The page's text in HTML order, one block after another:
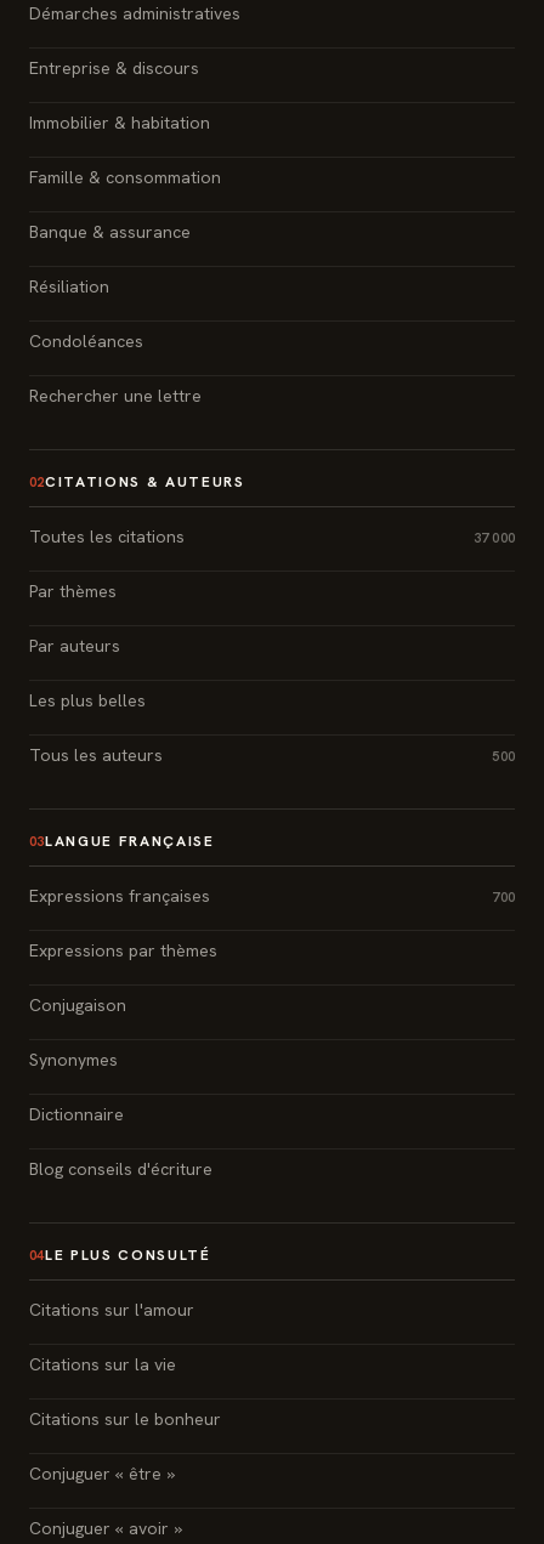
Démarches administratives
Entreprise & discours
Immobilier & habitation
Famille & consommation
Banque & assurance
Résiliation
Condoléances
Rechercher une lettre
02CITATIONS & AUTEURS
Toutes les citations 37 000
Par thèmes
Par auteurs
Les plus belles
Tous les auteurs 500
03LANGUE FRANÇAISE
Expressions françaises 700
Expressions par thèmes
Conjugaison
Synonymes
Dictionnaire
Blog conseils d'écriture
04LE PLUS CONSULTÉ
Citations sur l'amour
Citations sur la vie
Citations sur le bonheur
Conjuguer « être »
Conjuguer « avoir »